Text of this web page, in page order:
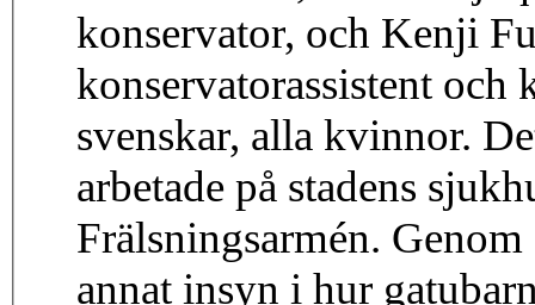
konservator, och Kenji
konservatorassistent och
svenskar, alla kvinnor.
arbetade på stadens
Frälsningsarmén.
annat insyn i hur